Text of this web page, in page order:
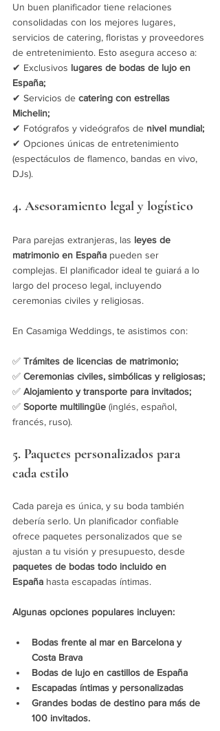
Un buen planificador tiene relaciones
consolidadas con los mejores lugares,
servicios de catering, floristas y proveedores
de entretenimiento. Esto asegura acceso a:
✔ Exclusivos lugares de bodas de lujo en
España;
✔ Servicios de catering con estrellas
Michelin;
✔ Fotógrafos y videógrafos de nivel mundial;
✔ Opciones únicas de entretenimiento
(espectáculos de flamenco, bandas en vivo,
DJs).
4. Asesoramiento legal y logístico
Para parejas extranjeras, las leyes de
matrimonio en España pueden ser
complejas. El planificador ideal te guiará a lo
largo del proceso legal, incluyendo
ceremonias civiles y religiosas.
En Casamiga Weddings, te asistimos con:
✅ Trámites de licencias de matrimonio;
✅ Ceremonias civiles, simbólicas y religiosas;
✅ Alojamiento y transporte para invitados;
✅ Soporte multilingüe (inglés, español,
francés, ruso).
5. Paquetes personalizados para
cada estilo
Cada pareja es única, y su boda también
debería serlo. Un planificador confiable
ofrece paquetes personalizados que se
ajustan a tu visión y presupuesto, desde
paquetes de bodas todo incluido en
España hasta escapadas íntimas.
Algunas opciones populares incluyen:
Bodas frente al mar en Barcelona y
Costa Brava
Bodas de lujo en castillos de España
Escapadas íntimas y personalizadas
Grandes bodas de destino para más de
100 invitados.